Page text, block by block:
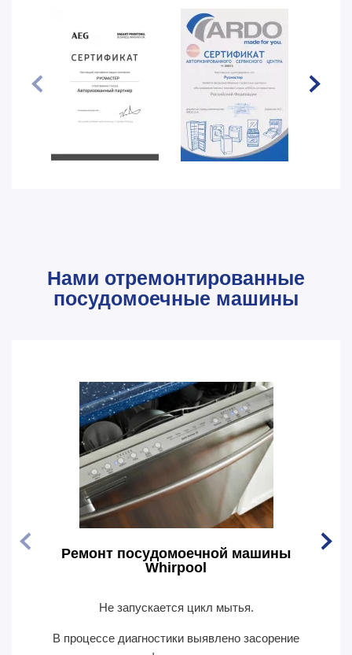
Нами отремонтированные
посудомоечные машины
Ремонт посудомоечной машины
Whirpool
Не запускается цикл мытья.
В процессе диагностики выявлено засорение